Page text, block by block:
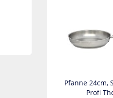
Pfanne 24cm,
Profi